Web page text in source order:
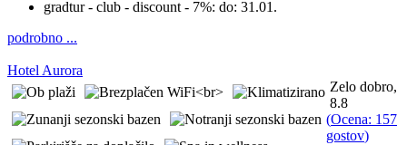
gradtur - club - discount - 7%: do: 31.01.
podrobno ...
Hotel Aurora
Zelo dobro,
8.8
(Ocena: 157
gostov)